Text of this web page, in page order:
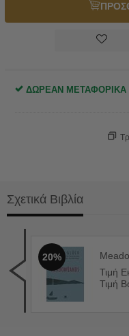
ΔΩΡΕΑΝ ΜΕΤΑΦΟΡΙΚΑ
Σχετικά Βιβλία
20%
Τιμή
Τιμή